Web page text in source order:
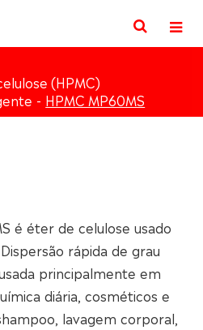
(HPMC)
HPMC MP60MS
é éter de celulose usado
rápida de grau
principalmente em
diária, cosméticos e
lavagem corporal,